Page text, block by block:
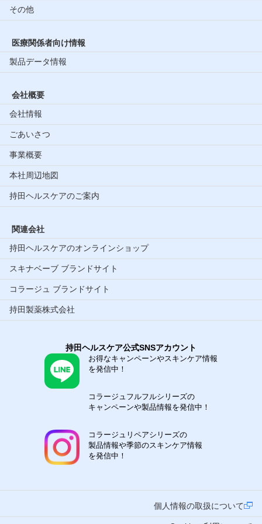
その他
医療関係者向け情報
製品データ情報
会社概要
会社情報
ごあいさつ
事業概要
本社周辺地図
持田ヘルスケアのご案内
関連会社
持田ヘルスケアのオンラインショップ
スキナベーブ ブランドサイト
コラージュ ブランドサイト
持田製薬株式会社
持田ヘルスケア公式SNSアカウント
お得なキャンペーンやスキンケア情報
を発信中！
コラージュフルフルシリーズの
キャンペーンや製品情報を発信中！
コラージュリペアシリーズの
製品情報や季節のスキンケア情報
を発信中！
個人情報の取扱について